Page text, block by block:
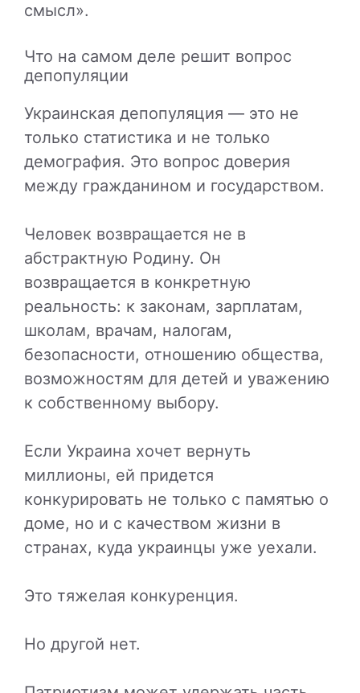
смысл».
Что на самом деле решит вопрос
депопуляции
Украинская депопуляция — это не
только статистика и не только
демография. Это вопрос доверия
между гражданином и государством.
Человек возвращается не в
абстрактную Родину. Он
возвращается в конкретную
реальность: к законам, зарплатам,
школам, врачам, налогам,
безопасности, отношению общества,
возможностям для детей и уважению
к собственному выбору.
Если Украина хочет вернуть
миллионы, ей придется
конкурировать не только с памятью о
доме, но и с качеством жизни в
странах, куда украинцы уже уехали.
Это тяжелая конкуренция.
Но другой нет.